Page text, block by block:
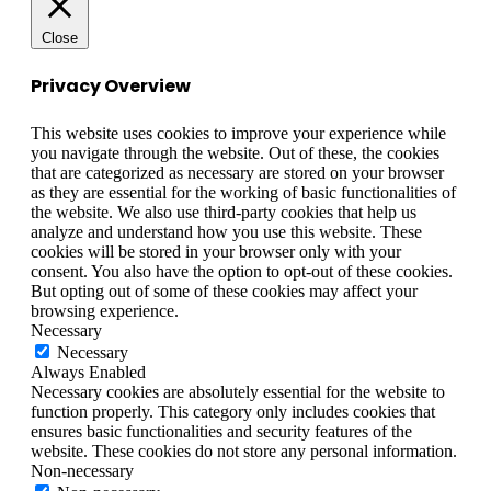
Close
Privacy Overview
This website uses cookies to improve your experience while
you navigate through the website. Out of these, the cookies
that are categorized as necessary are stored on your browser
as they are essential for the working of basic functionalities of
the website. We also use third-party cookies that help us
analyze and understand how you use this website. These
cookies will be stored in your browser only with your
consent. You also have the option to opt-out of these cookies.
But opting out of some of these cookies may affect your
browsing experience.
Necessary
Necessary
Always Enabled
Necessary cookies are absolutely essential for the website to
function properly. This category only includes cookies that
ensures basic functionalities and security features of the
website. These cookies do not store any personal information.
Non-necessary